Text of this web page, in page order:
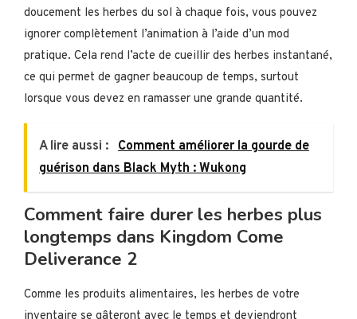
doucement les herbes du sol à chaque fois, vous pouvez
ignorer complètement l’animation à l’aide d’un mod
pratique. Cela rend l’acte de cueillir des herbes instantané,
ce qui permet de gagner beaucoup de temps, surtout
lorsque vous devez en ramasser une grande quantité.
A lire aussi :
Comment améliorer la gourde de
guérison dans Black Myth : Wukong
Comment faire durer les herbes plus
longtemps dans Kingdom Come
Deliverance 2
Comme les produits alimentaires, les herbes de votre
inventaire se gâteront avec le temps et deviendront